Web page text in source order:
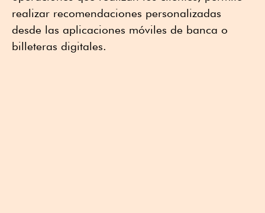
realizar recomendaciones personalizadas
desde las aplicaciones móviles de banca o
billeteras digitales.